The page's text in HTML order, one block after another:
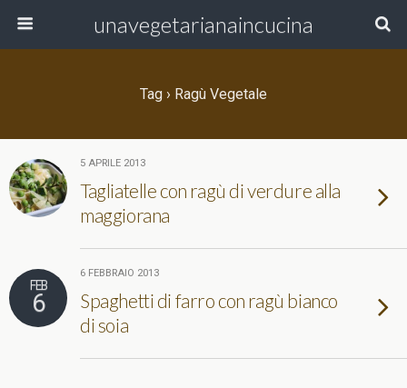
unavegetarianaincucina
Tag › Ragù Vegetale
5 APRILE 2013
Tagliatelle con ragù di verdure alla
maggiorana
FEB
6
6 FEBBRAIO 2013
Spaghetti di farro con ragù bianco
di soia